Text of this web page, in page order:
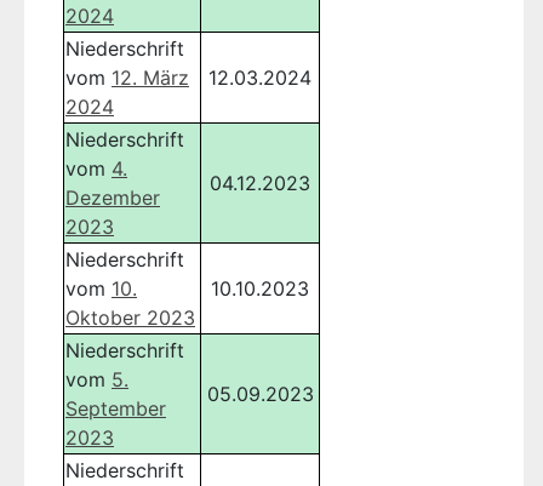
2024
Niederschrift
vom 12. März
2024
12.03.2024
Niederschrift
vom 4.
Dezember
2023
04.12.2023
Niederschrift
vom 10.
Oktober 2023
10.10.2023
Niederschrift
vom 5.
September
2023
05.09.2023
Niederschrift